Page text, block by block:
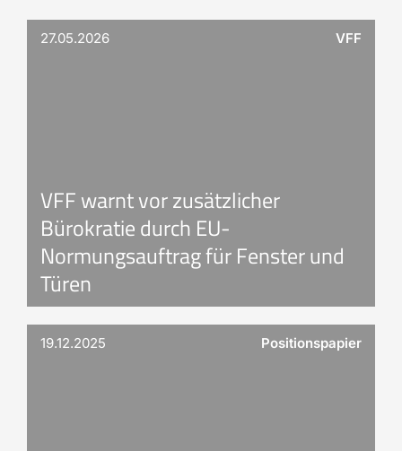
27.05.2026 VFF
VFF warnt vor zusätzlicher
Bürokratie durch EU-
Normungsauftrag für Fenster und
Türen
19.12.2025 Positionspapier